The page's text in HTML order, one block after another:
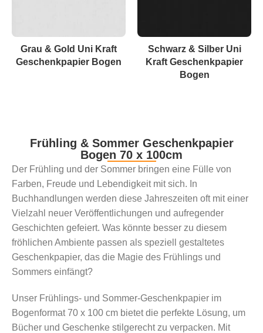
Grau & Gold Uni Kraft
Geschenkpapier Bogen
Schwarz & Silber Uni
Kraft Geschenkpapier
Bogen
Frühling & Sommer Geschenkpapier
Bogen 70 x 100cm
Der Frühling und der Sommer bringen eine Fülle von
Farben, Freude und Lebendigkeit mit sich. In
Buchhandlungen werden diese Jahreszeiten oft mit einer
Vielzahl neuer Veröffentlichungen und aufregender
Geschichten gefeiert. Was könnte besser zu diesem
fröhlichen Ambiente passen als speziell gestaltetes
Geschenkpapier, das die Magie des Frühlings und
Sommers einfängt?
Unser Frühlings- und Sommer-Geschenkpapier im
Bogenformat 70 x 100 cm bietet die perfekte Lösung, um
Bücher und Geschenke stilgerecht zu verpacken. Mit